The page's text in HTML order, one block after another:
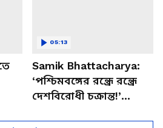
Samik Bhattacharya:
‘পশ্চিমবঙ্গের রন্ধ্রে রন্ধ্রে
দেশবিরোধী চক্রান্ত!’
05:13